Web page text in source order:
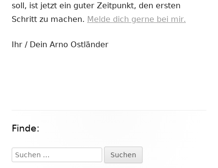
soll, ist jetzt ein guter Zeitpunkt, den ersten
Schritt zu machen. Melde dich gerne bei mir.
Ihr / Dein Arno Ostländer
Haupt-
Seitenleiste
Finde:
Suchen
nach: